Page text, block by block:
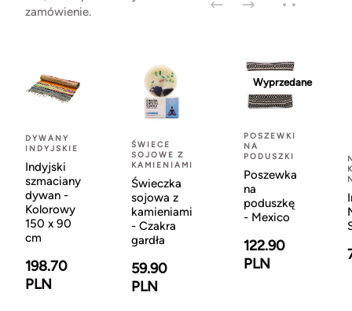
zamówienie.
DYWANY
INDYJSKIE
Indyjski
szmaciany
dywan -
Kolorowy
150 x 90
cm
198.70
PLN
ŚWIECE
SOJOWE Z
KAMIENIAMI
Świeczka
sojowa z
kamieniami
- Czakra
gardła
59.90
PLN
Wyprzedane
POSZEWKI
NA
PODUSZKI
Poszewka
na
poduszkę
- Mexico
122.90
PLN